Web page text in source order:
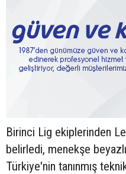
Birinci Lig ekiplerinden
belirledi, menekşe
Türkiye'nin tanınmış